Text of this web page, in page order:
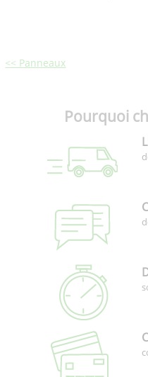
<< Panneaux
Pourquoi